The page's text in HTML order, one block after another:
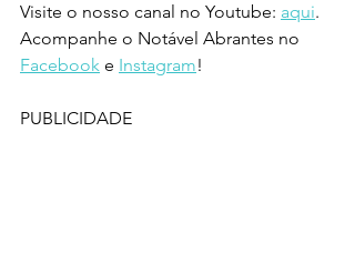
Visite o nosso canal no Youtube: aqui.
Acompanhe o Notável Abrantes no
Facebook e Instagram!
PUBLICIDADE